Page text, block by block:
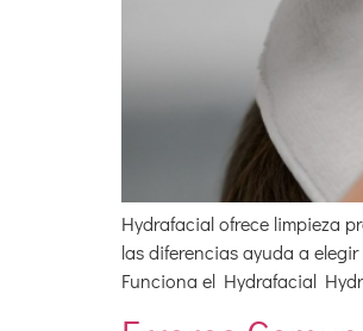
Hydrafacial ofrece limpieza
las diferencias ayuda a
Funciona el Hydrafacial